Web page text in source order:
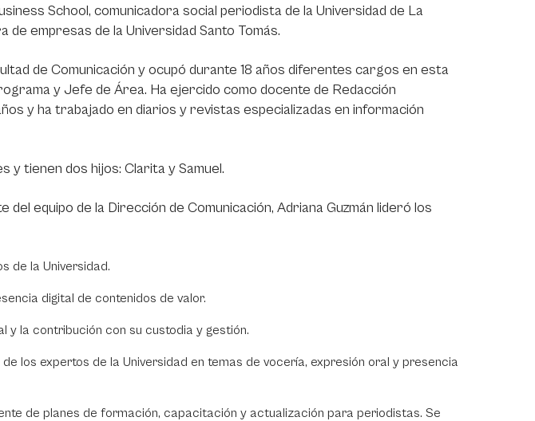
School, comunicadora social periodista de la Universidad de La
de empresas de la Universidad Santo Tomás.
de Comunicación y ocupó durante 18 años diferentes cargos en esta
y Jefe de Área. Ha ejercido como docente de Redacción
y ha trabajado en diarios y revistas especializadas en información
y tienen dos hijos: Clarita y Samuel.
equipo de la Dirección de Comunicación, Adriana Guzmán lideró los
de la Universidad.
digital de contenidos de valor.
y la contribución con su custodia y gestión.
los expertos de la Universidad en temas de vocería, expresión oral y presencia
de planes de formación, capacitación y actualización para periodistas. Se